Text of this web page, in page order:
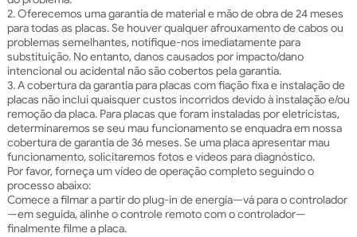
2. Oferecemos uma garantia de material e mão de obra de 24 meses
para todas as placas. Se houver qualquer afrouxamento de cabos ou
problemas semelhantes, notifique-nos imediatamente para
substituição. No entanto, danos causados por impacto/dano
intencional ou acidental não são cobertos pela garantia.
3. A cobertura da garantia para placas com fiação fixa e instalação de
placas não inclui quaisquer custos incorridos devido à instalação e/ou
remoção da placa. Para placas que foram instaladas por eletricistas,
determinaremos se seu mau funcionamento se enquadra em nossa
cobertura de garantia de 36 meses. Se uma placa apresentar mau
funcionamento, solicitaremos fotos e vídeos para diagnóstico.
Por favor, forneça um vídeo de operação completo seguindo o
processo abaixo:
Comece a filmar a partir do plug-in de energia—vá para o controlador
—em seguida, alinhe o controle remoto com o controlador—
finalmente filme a placa.